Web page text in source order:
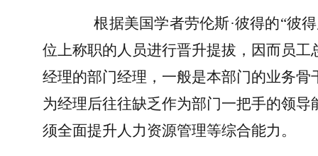
根据美国学者劳伦斯·彼得的“彼
位上称职的人员进行晋升提拔，因而员
经理的部门经理，一般是本部门的业务
为经理后往往缺乏作为部门一把手的领
须全面提升人力资源管理等综合能力。